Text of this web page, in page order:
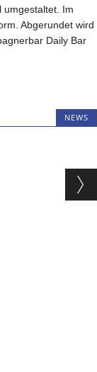
umgestaltet. Im
Abgerundet wird
Daily Bar
NEWS